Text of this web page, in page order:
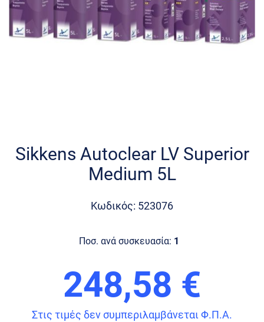
beginning
Sikkens Autoclear LV Superior
Medium 5L
Κωδικός: 523076
Ποσ. ανά συσκευασία: 1
248,58 €
Στις τιμές δεν συμπεριλαμβάνεται Φ.Π.Α.